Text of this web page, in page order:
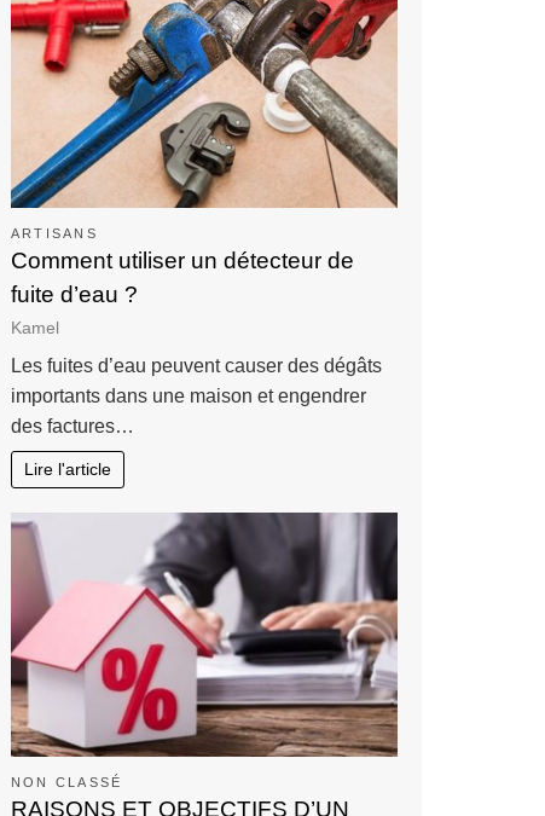
ARTISANS
Comment utiliser un détecteur de
fuite d’eau ?
Kamel
Les fuites d’eau peuvent causer des dégâts
importants dans une maison et engendrer
des factures…
Lire l'article
NON CLASSÉ
RAISONS ET OBJECTIFS D’UN